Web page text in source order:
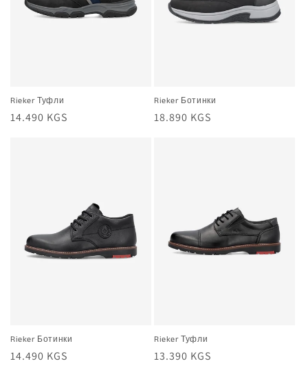
Rieker Туфли
Жалпы
14.490 KGS
Rieker Ботинки
Жалпы
18.890 KGS
Rieker Ботинки
Жалпы
14.490 KGS
Rieker Туфли
Жалпы
13.390 KGS